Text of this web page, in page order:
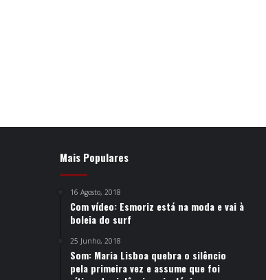
Mais Populares
16 Agosto, 2018
Com vídeo: Esmoriz está na moda e vai à
boleia do surf
25 Junho, 2018
Som: Maria Lisboa quebra o silêncio
pela primeira vez e assume que foi